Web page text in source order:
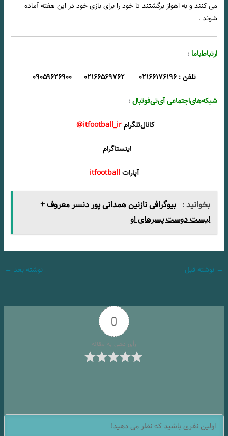
می کنند و به اهواز برگشتند تا خود را برای بازی خود در این هفته آماده
شوند .
ارتباط‌‌با‌ما :
تلفن : ۰۲۱۶۶۱۷۶۱۹۶ ۰۲۱۶۶۵۶۹۷۶۲ ۰۹۰۵۹۶۲۶۹۰۰
شبکه‌های‌اجتماعی آی‌تی‌فوتبال:
کانال‌تلگرام itfootball_ir@
اینستاگرام
آپارات itfootball
بخوانید : بیوگرافی نازنین همدانی پور دنسر معروف +
لیست دوست پسرهای او
→ نوشته قبل نوشته بعد ←
0
رأی دهی به مقاله